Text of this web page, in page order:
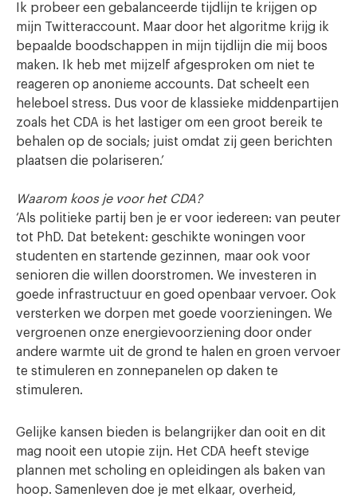
Ik probeer een gebalanceerde tijdlijn te krijgen op
mijn Twitteraccount. Maar door het algoritme krijg ik
bepaalde boodschappen in mijn tijdlijn die mij boos
maken. Ik heb met mijzelf afgesproken om niet te
reageren op anonieme accounts. Dat scheelt een
heleboel stress. Dus voor de klassieke middenpartijen
zoals het CDA is het lastiger om een groot bereik te
behalen op de socials; juist omdat zij geen berichten
plaatsen die polariseren.’
Waarom koos je voor het CDA?
‘Als politieke partij ben je er voor iedereen: van peuter
tot PhD. Dat betekent: geschikte woningen voor
studenten en startende gezinnen, maar ook voor
senioren die willen doorstromen. We investeren in
goede infrastructuur en goed openbaar vervoer. Ook
versterken we dorpen met goede voorzieningen. We
vergroenen onze energievoorziening door onder
andere warmte uit de grond te halen en groen vervoer
te stimuleren en zonnepanelen op daken te
stimuleren.
Gelijke kansen bieden is belangrijker dan ooit en dit
mag nooit een utopie zijn. Het CDA heeft stevige
plannen met scholing en opleidingen als baken van
hoop. Samenleven doe je met elkaar, overheid,